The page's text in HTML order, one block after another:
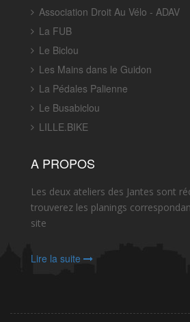
Association Droit Au Vélo - ADAV
La FUB
Le Biclou
Les Mains dans le Guidon
La Pédales Palienne
Le Busabiclou
LILLE.BIKE
A PROPOS
Les deux ateliers des Jantes sont
trouverez les planings
site
Lire la suite